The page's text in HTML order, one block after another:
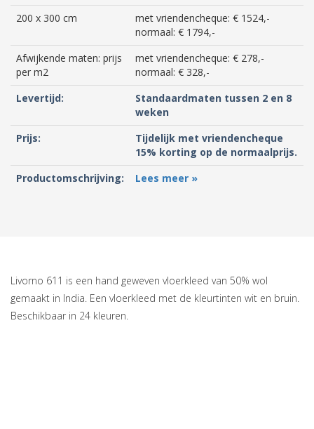
200 x 300 cm
met vriendencheque: € 1524,-
normaal: € 1794,-
Afwijkende maten: prijs
per m2
met vriendencheque: € 278,-
normaal: € 328,-
Levertijd:
Standaardmaten tussen 2 en 8
weken
Prijs:
Tijdelijk met vriendencheque
15% korting op de normaalprijs.
Productomschrijving:
Lees meer »
Livorno 611 is een hand geweven vloerkleed van 50% wol
gemaakt in India. Een vloerkleed met de kleurtinten wit en bruin.
Beschikbaar in 24 kleuren.